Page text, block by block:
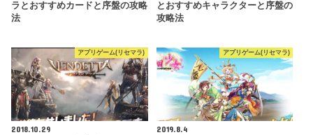
ラとおすすめカードと序盤の攻略
法
とおすすめキャラクターと序盤の
攻略法
アプリゲーム(リセマラ)
2018.10.29
アプリゲーム(リセマラ)
2019.8.4